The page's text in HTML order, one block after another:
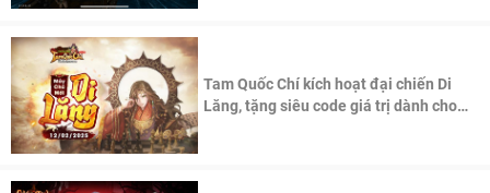
Tam Quốc Chí kích hoạt đại chiến Di
Lăng, tặng siêu code giá trị dành cho